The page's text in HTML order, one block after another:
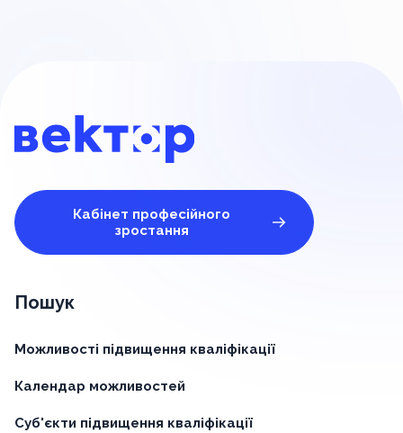
Кабінет професійного
зростання
Пошук
Можливості підвищення кваліфікації
Календар можливостей
Суб'єкти підвищення кваліфікації